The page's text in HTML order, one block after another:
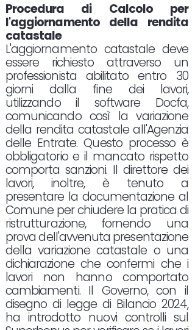
Procedura di Calcolo per
l'aggiornamento della rendita
catastale
L'aggiornamento catastale deve
essere richiesto attraverso un
professionista abilitato entro 30
giorni dalla fine dei lavori,
utilizzando il software Docfa,
comunicando così la variazione
della rendita catastale all'Agenzia
delle Entrate. Questo processo è
obbligatorio e il mancato rispetto
comporta sanzioni. Il direttore dei
lavori, inoltre, è tenuto a
presentare la documentazione al
Comune per chiudere la pratica di
ristrutturazione, fornendo una
prova dell'avvenuta presentazione
della variazione catastale o una
dichiarazione che confermi che i
lavori non hanno comportato
cambiamenti. Il Governo, con il
disegno di legge di Bilancio 2024,
ha introdotto nuovi controlli sul